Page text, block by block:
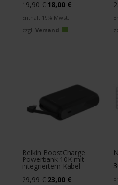
19,90€ Ursprünglicher
Preis
war:
18,00 €Aktueller
Enthält 19% Mwst.
zzgl. Versand
Belkin BoostCharge
Powerbank 10K mit
integriertem Kabel
29,99€ Ursprünglicher
23,00 €Aktueller